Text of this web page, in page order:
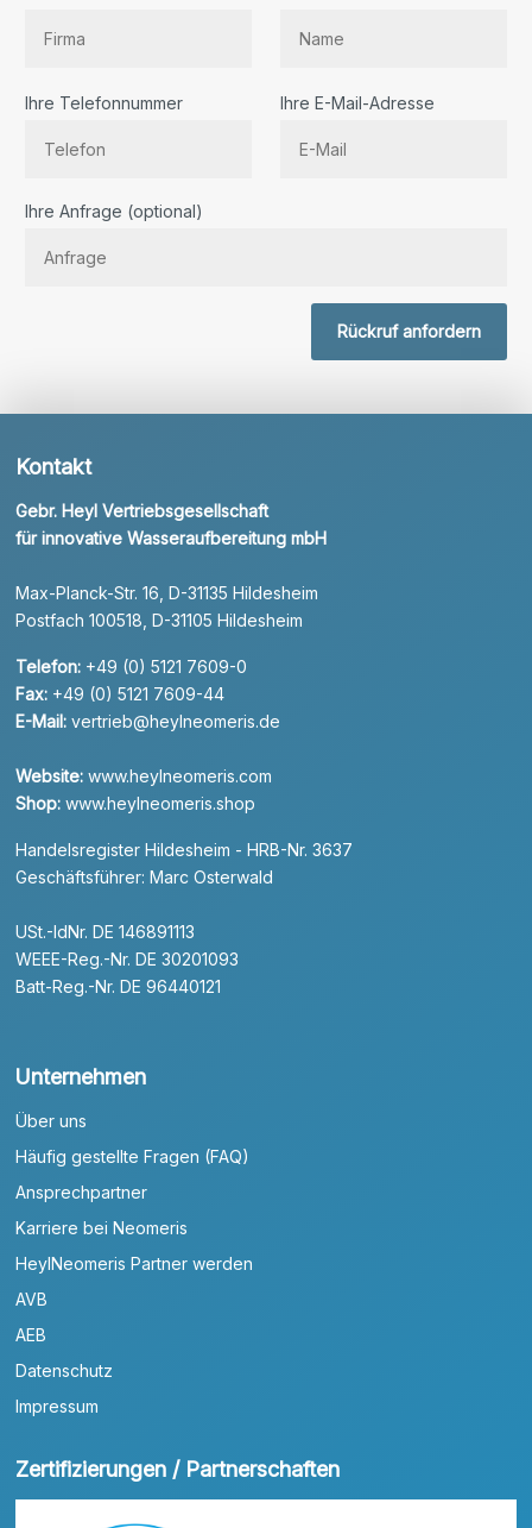
Ihre Telefonnummer Ihre E-Mail-Adresse
Ihre Anfrage (optional)
Rückruf anfordern
Kontakt
Gebr. Heyl Vertriebsgesellschaft
für innovative Wasseraufbereitung mbH
Max-Planck-Str. 16, D-31135 Hildesheim
Postfach 100518, D-31105 Hildesheim
Telefon: +49 (0) 5121 7609-0
Fax: +49 (0) 5121 7609-44
E-Mail: vertrieb@heylneomeris.de
Website: www.heylneomeris.com
Shop: www.heylneomeris.shop
Handelsregister Hildesheim - HRB-Nr. 3637
Geschäftsführer: Marc Osterwald
USt.-IdNr. DE 146891113
WEEE-Reg.-Nr. DE 30201093
Batt-Reg.-Nr. DE 96440121
Unternehmen
Über uns
Häufig gestellte Fragen (FAQ)
Ansprechpartner
Karriere bei Neomeris
HeylNeomeris Partner werden
AVB
AEB
Datenschutz
Impressum
Zertifizierungen / Partnerschaften